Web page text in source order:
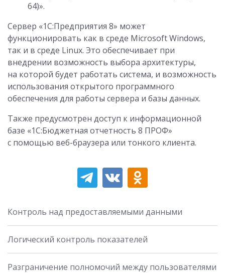
64)».
Сервер «1С:Предприятия 8» может
функционировать как в среде Microsoft Windows,
так и в среде Linux. Это обеспечивает при
внедрении возможность выбора архитектуры,
на которой будет работать система, и возможность
использования открытого программного
обеспечения для работы сервера и базы данных.
Также предусмотрен доступ к информационной
базе «1С:Бюджетная отчетность 8 ПРОФ»
с помощью веб-браузера или тонкого клиента.
Контроль над предоставляемыми данными
Логический контроль показателей
Разграничение полномочий между пользователями